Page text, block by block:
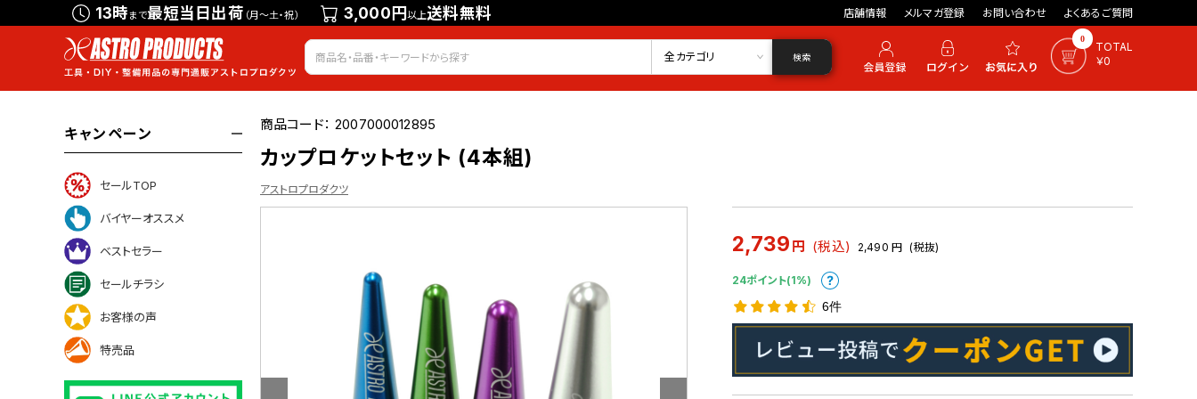
13時まで最短当日出荷 （月～土・祝） 3,000円以上送料無料 店舗情報 メルマガ登録 お問い合わせ よくあるご質問
会員登録 ログイン お気に入り 0
TOTAL
￥0
全カテゴリ 検索
キャンペーン
セールTOP
バイヤーオススメ
ベストセラー
セールチラシ
お客様の声
特売品
商品コード：2007000012895
カップロケットセット (4本組)
アストロプロダクツ
2,739 円 (税込) 2,490 円 (税抜)
24ポイント(1%)
6件